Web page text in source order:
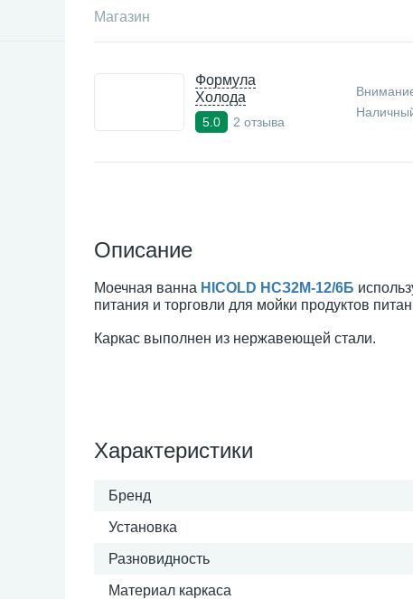
Магазин
Формула
Холода
5.0 2 отзыва
Описание
Моечная ванна HICOLD НСЗ2М-12/6Б
питания и торговли для мойки продуктов
Каркас выполнен из нержавеющей стали.
Характеристики
Бренд
Установка
Разновидность
Материал каркаса